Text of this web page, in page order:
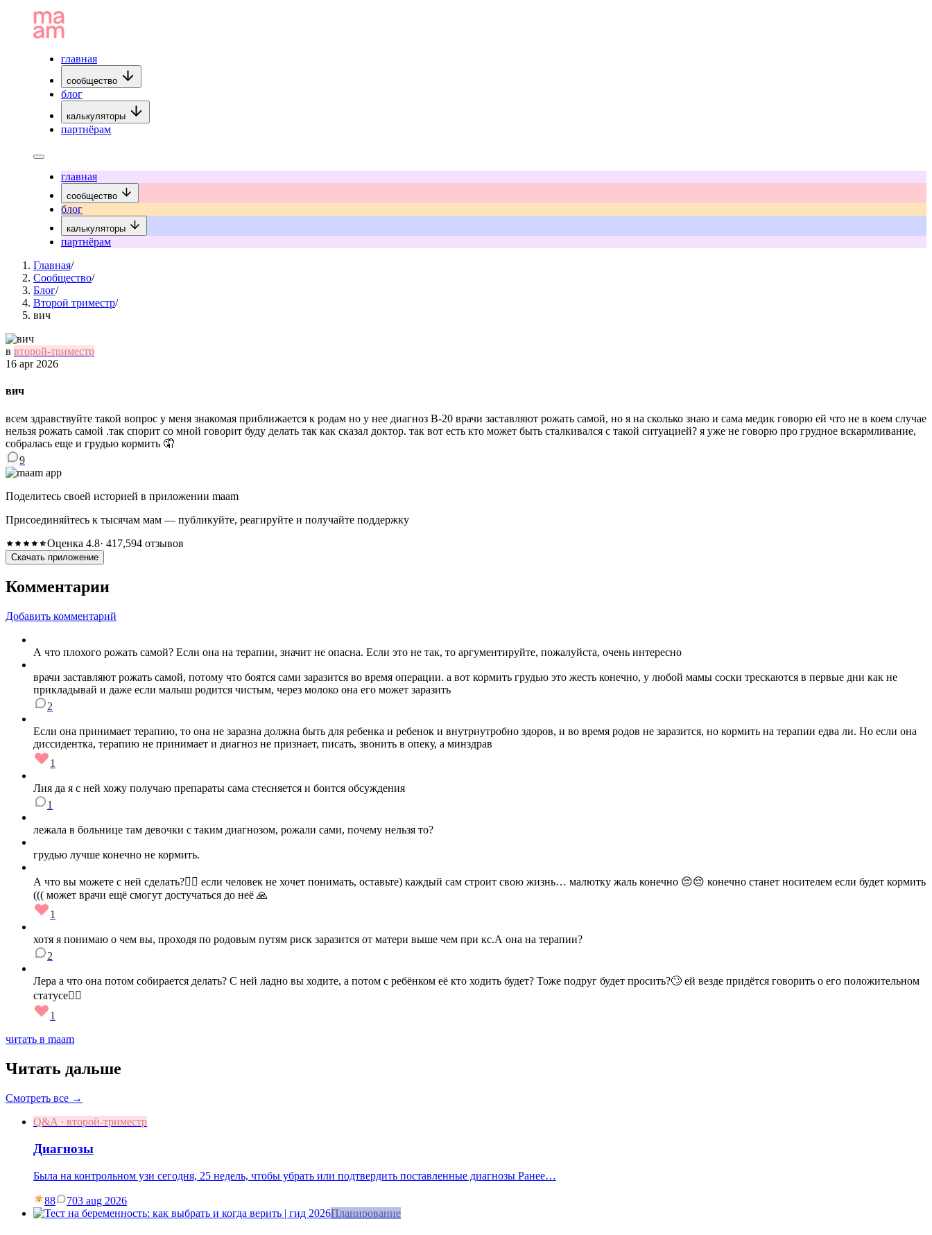
главная
сообщество
блог
калькуляторы
партнёрам
главная
сообщество
блог
калькуляторы
партнёрам
Главная/
Сообщество/
Блог/
Второй триместр/
вич
в второй-триместр
16 apr 2026
вич
всем здравствуйте такой вопрос у меня знакомая приближается к родам но у нее диагноз В-20 врачи заставляют рожать самой, но я на сколько знаю и сама медик говорю ей что не в коем случае
нельзя рожать самой .так спорит со мной говорит буду делать так как сказал доктор. так вот есть кто может быть сталкивался с такой ситуацией? я уже не говорю про грудное вскармливание,
собралась еще и грудью кормить 🤦
9
Поделитесь своей историей в приложении maam
Присоединяйтесь к тысячам мам — публикуйте, реагируйте и получайте поддержку
Оценка 4.8· 417,594 отзывов
Скачать приложение
Комментарии
Добавить комментарий
А что плохого рожать самой? Если она на терапии, значит не опасна. Если это не так, то аргументируйте, пожалуйста, очень интересно
врачи заставляют рожать самой, потому что боятся сами заразится во время операции. а вот кормить грудью это жесть конечно, у любой мамы соски трескаются в первые дни как не
прикладывай и даже если малыш родится чистым, через молоко она его может заразить
2
Если она принимает терапию, то она не заразна должна быть для ребенка и ребенок и внутриутробно здоров, и во время родов не заразится, но кормить на терапии едва ли. Но если она
диссидентка, терапию не принимает и диагноз не признает, писать, звонить в опеку, а минздрав
1
Лия да я с ней хожу получаю препараты сама стесняется и боится обсуждения
1
лежала в больнице там девочки с таким диагнозом, рожали сами, почему нельзя то?
грудью лучше конечно не кормить.
А что вы можете с ней сделать?🤷‍♀️ если человек не хочет понимать, оставьте) каждый сам строит свою жизнь… малютку жаль конечно 😔😔 конечно станет носителем если будет кормить
((( может врачи ещё смогут достучаться до неё 🙏
1
хотя я понимаю о чем вы, проходя по родовым путям риск заразится от матери выше чем при кс.А она на терапии?
2
Лера а что она потом собирается делать? С ней ладно вы ходите, а потом с ребёнком её кто ходить будет? Тоже подруг будет просить?🙄 ей везде придётся говорить о его положительном
статусе🤦‍♀️
1
читать в maam
Читать дальше
Смотреть все →
Q&A · второй-триместр
Диагнозы
Была на контрольном узи сегодня, 25 недель, чтобы убрать или подтвердить поставленные диагнозы Ранее…
88 703 aug 2026
Планирование